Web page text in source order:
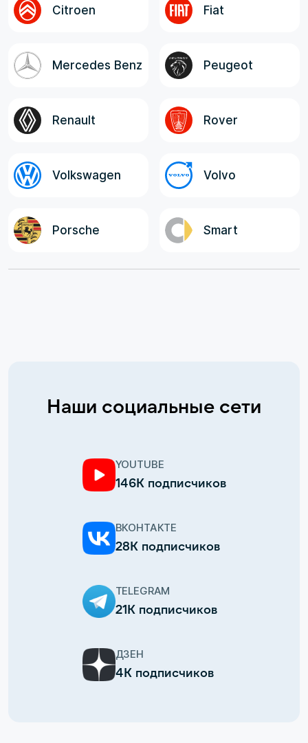
Citroen Fiat
Mercedes Benz Peugeot
Renault Rover
Volkswagen Volvo
Porsche Smart
Наши социальные сети
YOUTUBE
146К подписчиков
ВКОНТАКТЕ
28К подписчиков
TELEGRAM
21К подписчиков
ДЗЕН
4К подписчиков